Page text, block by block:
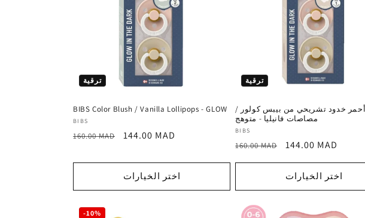
ترقية
BIBS Color Blush / Vanilla Lollipops - GLOW
المورد
:
BIBS
السعر
160.00 MAD
سعر
144.00 MAD
اختر الخيارات
ترقية
أحمر خدود تشريحي من بيبس كولور /
مصاصات فانيليا - متوهج
المورد
:
BIBS
السعر
160.00 MAD
سعر
144.00 MAD
اختر الخيارات
-10%